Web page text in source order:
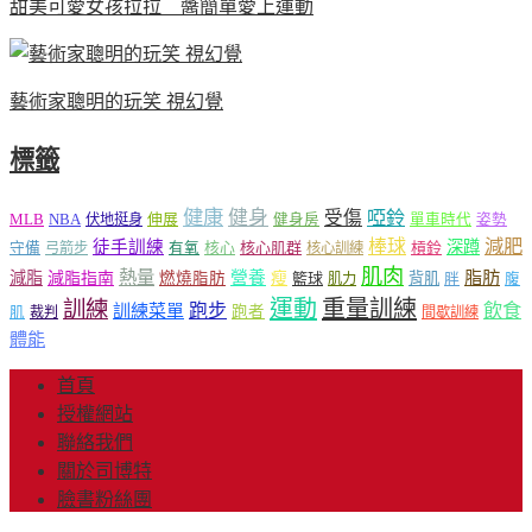
甜美可愛女孩拉拉 醬簡單愛上運動
藝術家聰明的玩笑 視幻覺
標籤
MLB NBA 伏地挺身 伸展 健康 健身 健身房 受傷 啞鈴 單車時代 姿勢
守備 弓箭步 徒手訓練 有氧 核心 核心肌群 核心訓練 棒球 槓鈴 深蹲 減肥
減脂 減脂指南 熱量 燃燒脂肪 營養 瘦 籃球 肌力 肌肉 背肌 胖 脂肪 腹
肌 裁判 訓練 訓練菜單 跑步 跑者 運動 重量訓練 間歇訓練 飲食
體能
首頁
授權網站
聯絡我們
關於司博特
臉書粉絲團